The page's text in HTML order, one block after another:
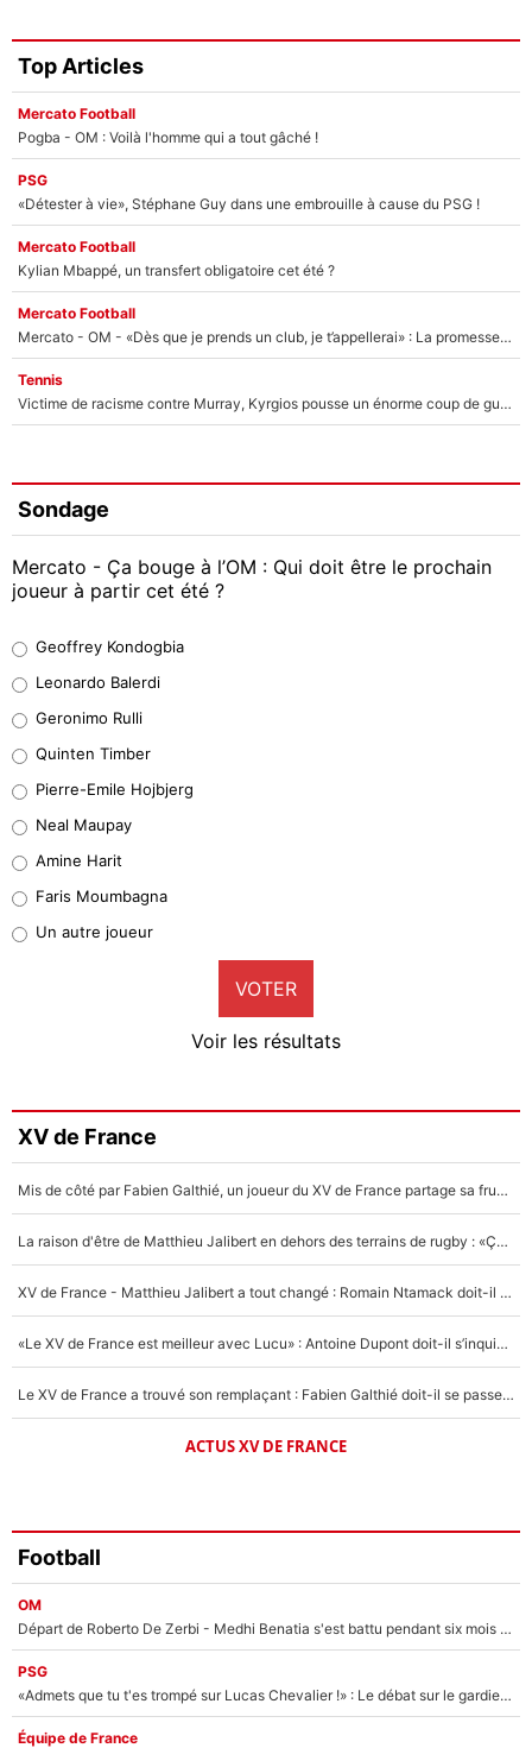
Top Articles
Mercato Football
Pogba - OM : Voilà l'homme qui a tout gâché !
PSG
«Détester à vie», Stéphane Guy dans une embrouille à cause du PSG !
Mercato Football
Kylian Mbappé, un transfert obligatoire cet été ?
Mercato Football
Mercato - OM - «Dès que je prends un club, je t’appellerai» : La promesse de Marcelino au moment de claquer la porte
Tennis
Victime de racisme contre Murray, Kyrgios pousse un énorme coup de gueule !
Sondage
Mercato - Ça bouge à l’OM : Qui doit être le prochain
joueur à partir cet été ?
38%
32%
5%
1%
9%
Faris Moumbagna
4%
Un autre joueur
5%
Geoffrey Kondogbia
Leonardo Balerdi
Geronimo Rulli
Quinten Timber
Pierre-Emile Hojbjerg
Neal Maupay
Amine Harit
Faris Moumbagna
Un autre joueur
VOTER
Voir les résultats
XV de France
Mis de côté par Fabien Galthié, un joueur du XV de France partage sa frustration : «ils ne me l’ont pas dit tout de suite»
La raison d'être de Matthieu Jalibert en dehors des terrains de rugby : «Ça m'atteint autant que si tu touches à un membre de ma famille»
XV de France - Matthieu Jalibert a tout changé : Romain Ntamack doit-il s’inquiéter pour sa place à un an de la Coupe du monde ?
«Le XV de France est meilleur avec Lucu» : Antoine Dupont doit-il s’inquiéter pour sa place ?
Le XV de France a trouvé son remplaçant : Fabien Galthié doit-il se passer d'Antoine Dupont ?
ACTUS XV DE FRANCE
Football
OM
Départ de Roberto De Zerbi - Medhi Benatia s'est battu pendant six mois pour le retenir à l'OM, le PSG a été le naufrage de trop : «Je pars avec toi»
PSG
«Admets que tu t'es trompé sur Lucas Chevalier !» : Le débat sur le gardien du PSG vire au clash à l'After Foot
Équipe de France